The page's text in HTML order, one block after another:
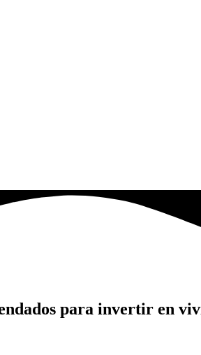
para invertir en